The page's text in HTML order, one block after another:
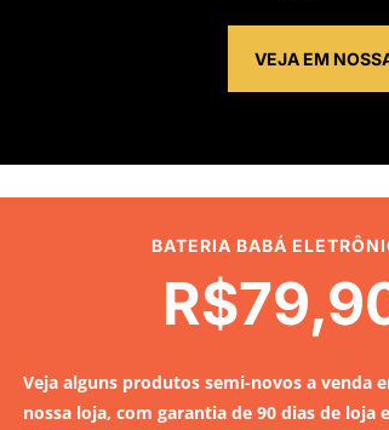
VEJA EM
BATERIA BABÁ
Veja alguns produtos semi-novos a venda
nossa loja, com garantia de 90 dias de loja